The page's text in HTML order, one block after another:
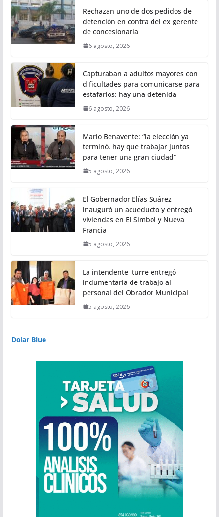
Rechazan uno de dos pedidos de
detención en contra del ex gerente
de concesionaria
6 agosto, 2026
Capturaban a adultos mayores con
dificultades para comunicarse para
estafarlos: hay una detenida
6 agosto, 2026
Mario Benavente: “la elección ya
terminó, hay que trabajar juntos
para tener una gran ciudad”
5 agosto, 2026
El Gobernador Elías Suárez
inauguró un acueducto y entregó
viviendas en El Simbol y Nueva
Francia
5 agosto, 2026
La intendente Iturre entregó
indumentaria de trabajo al
personal del Obrador Municipal
5 agosto, 2026
Dolar Blue